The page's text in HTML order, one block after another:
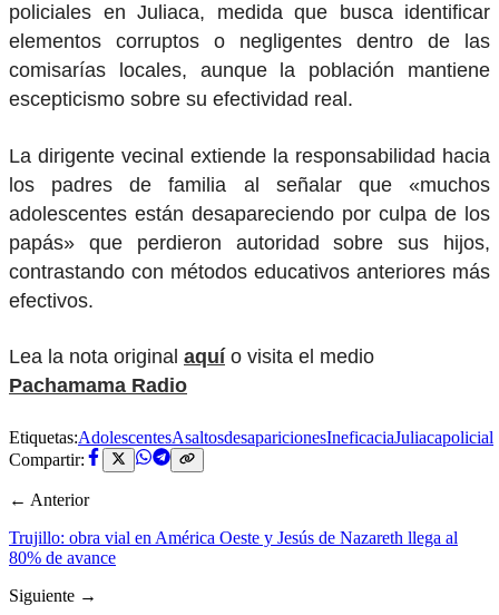
policiales en Juliaca, medida que busca identificar
elementos corruptos o negligentes dentro de las
comisarías locales, aunque la población mantiene
escepticismo sobre su efectividad real.
La dirigente vecinal extiende la responsabilidad hacia
los padres de familia al señalar que «muchos
adolescentes están desapareciendo por culpa de los
papás» que perdieron autoridad sobre sus hijos,
contrastando con métodos educativos anteriores más
efectivos.
Lea la nota original aquí o visita el medio
Pachamama Radio
Etiquetas:AdolescentesAsaltosdesaparicionesIneficaciaJuliacapolicial
Compartir:
← Anterior
Trujillo: obra vial en América Oeste y Jesús de Nazareth llega al
80% de avance
Siguiente →